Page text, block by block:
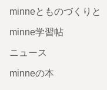
minneとものづくりと
minne学習帖
ニュース
minneの本